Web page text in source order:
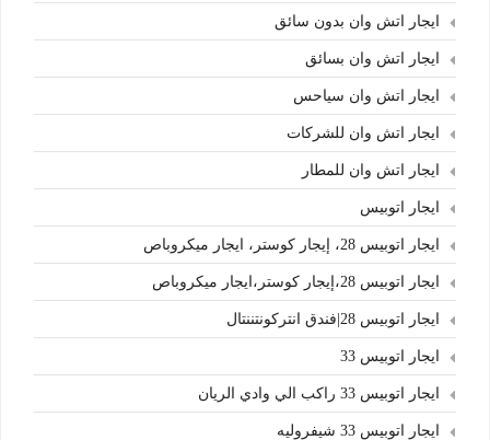
ايجار اتش وان بدون سائق
ايجار اتش وان بسائق
ايجار اتش وان سياحس
ايجار اتش وان للشركات
ايجار اتش وان للمطار
ايجار اتوبيس
ايجار اتوبيس 28، إيجار كوستر، ايجار ميكروباص
ايجار اتوبيس 28،إيجار كوستر،ايجار ميكروباص
ايجار اتوبيس 28|فندق انتركونتننتال
ايجار اتوبيس 33
ايجار اتوبيس 33 راكب الي وادي الريان
ايجار اتوبيس 33 شيفروليه